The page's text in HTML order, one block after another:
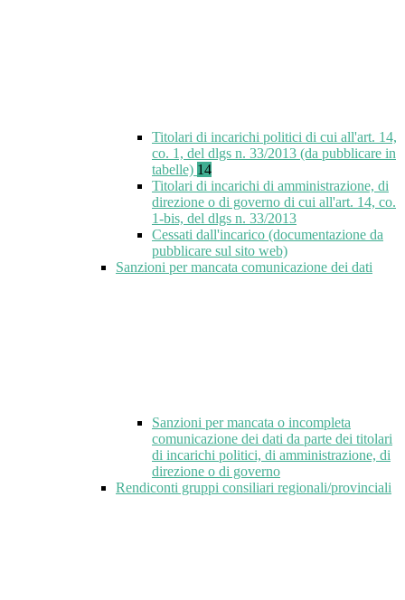
Titolari di incarichi politici di cui all'art. 14,
co. 1, del dlgs n. 33/2013 (da pubblicare in
tabelle) 14
Titolari di incarichi di amministrazione, di
direzione o di governo di cui all'art. 14, co.
1-bis, del dlgs n. 33/2013
Cessati dall'incarico (documentazione da
pubblicare sul sito web)
Sanzioni per mancata comunicazione dei dati
Sanzioni per mancata o incompleta
comunicazione dei dati da parte dei titolari
di incarichi politici, di amministrazione, di
direzione o di governo
Rendiconti gruppi consiliari regionali/provinciali